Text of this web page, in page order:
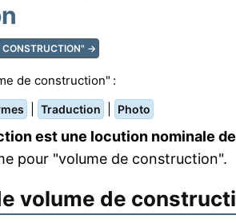
CONSTRUCTION" →
de construction" :
Traduction Photo
est une locution nominale
pour "volume de construction".
volume de